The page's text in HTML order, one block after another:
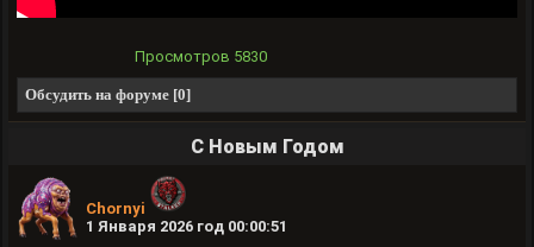
Просмотров 5830
Обсудить на форуме [0]
С Новым Годом
Chornyi
1 Января 2026 год 00:00:51